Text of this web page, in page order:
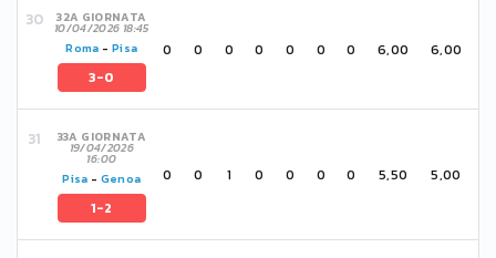
32A GIORNATA
10/04/2026 18:45
Roma - Pisa
3-0
0 0 0 0 0 0 0 6,00 6,00
33A GIORNATA
19/04/2026
16:00
Pisa - Genoa
1-2
0 0 1 0 0 0 0 5,50 5,00